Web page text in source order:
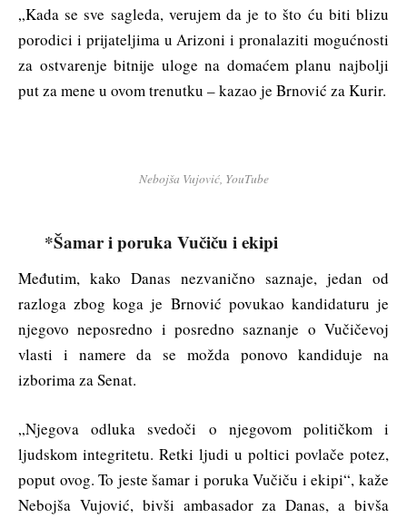
„Kada se sve sagleda, verujem da je to što ću biti blizu
porodici i prijateljima u Arizoni i pronalaziti mogućnosti
za ostvarenje bitnije uloge na domaćem planu najbolji
put za mene u ovom trenutku – kazao je Brnović za Kurir.
Nebojša Vujović, YouTube
*Šamar i poruka Vučiču i ekipi
Međutim, kako Danas nezvanično saznaje, jedan od
razloga zbog koga je Brnović povukao kandidaturu je
njegovo neposredno i posredno saznanje o Vučičevoj
vlasti i namere da se možda ponovo kandiduje na
izborima za Senat.
„Njegova odluka svedoči o njegovom političkom i
ljudskom integritetu. Retki ljudi u poltici povlače potez,
poput ovog. To jeste šamar i poruka Vučiču i ekipi“, kaže
Nebojša Vujović, bivši ambasador za Danas, a bivša